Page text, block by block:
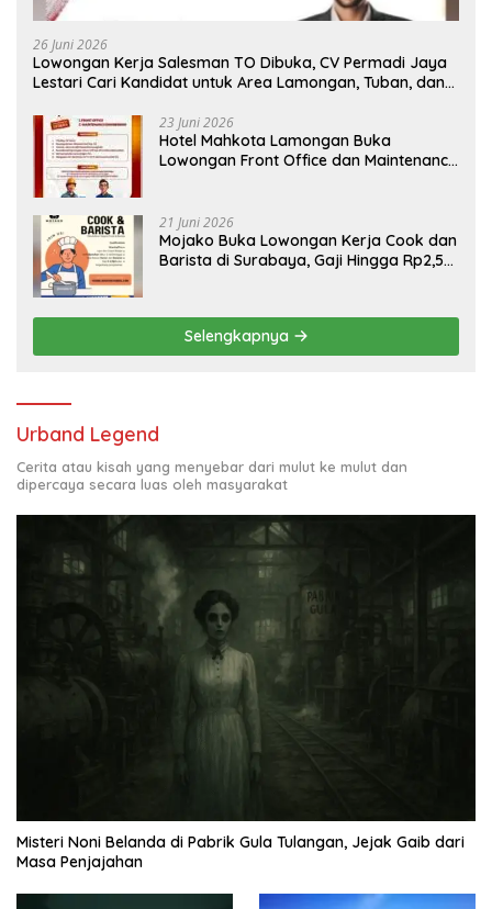
26 Juni 2026
Lowongan Kerja Salesman TO Dibuka, CV Permadi Jaya
Lestari Cari Kandidat untuk Area Lamongan, Tuban, dan
23 Juni 2026
Hotel Mahkota Lamongan Buka
Lowongan Front Office dan Maintenance
21 Juni 2026
Mojako Buka Lowongan Kerja Cook dan
Barista di Surabaya, Gaji Hingga Rp2,5
Selengkapnya
Urband Legend
Cerita atau kisah yang menyebar dari mulut ke mulut dan
dipercaya secara luas oleh masyarakat
Misteri Noni Belanda di Pabrik Gula Tulangan, Jejak Gaib dari
Masa Penjajahan